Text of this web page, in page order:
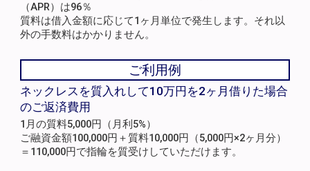
（APR）は96％
質料は借入金額に応じて1ヶ月単位で発生します。それ以
外の手数料はかかりません。
ご利用例
ネックレスを質入れして10万円を2ヶ月借りた場合
のご返済費用
1月の質料5,000円（月利5%）
ご融資金額100,000円＋質料10,000円（5,000円×2ヶ月分）
＝110,000円で指輪を質受けしていただけます。